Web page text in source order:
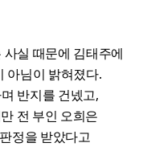
실 때문에 김태주에
아님이 밝혀졌다.
반지를 건넸고,
전 부인 오희은
정을 받았다고